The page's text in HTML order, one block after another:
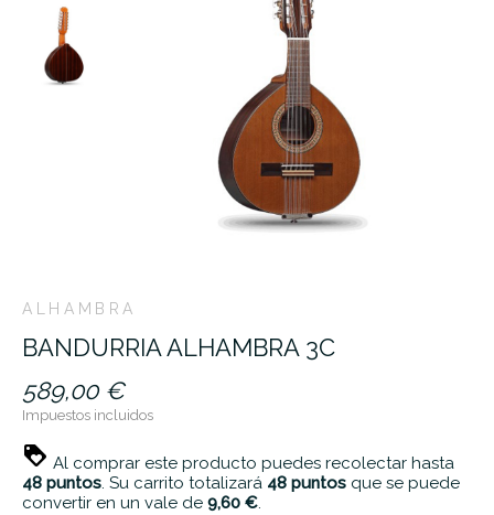
ALHAMBRA
BANDURRIA ALHAMBRA 3C
589,00 €
Impuestos incluidos
Al comprar este producto puedes recolectar hasta
48 puntos. Su carrito totalizará 48 puntos que se puede
convertir en un vale de 9,60 €.